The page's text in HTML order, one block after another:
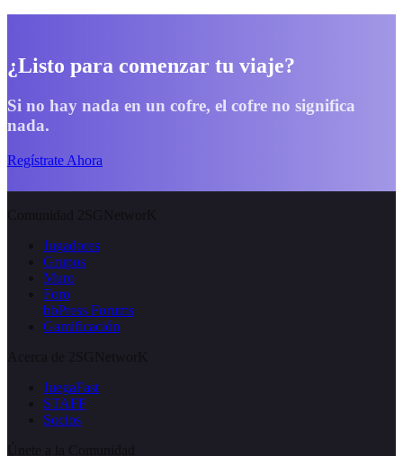
¿Listo para comenzar tu viaje?
Si no hay nada en un cofre, el cofre no significa
nada.
Regístrate Ahora
Jugadores
Grupos
Muro
Foro
bbPress Forums
Gamificación
JuegaFast
STAFF
Socios